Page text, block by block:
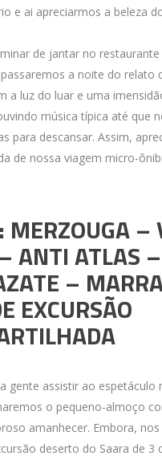
e ai apreciarmos a beleza
de jantar no
passaremos a noite do relato
a luz do luar e uma
música típica até que
para descansar. Assim,
de nossa viagem micro-
MERZOUGA –
ANTI ATLAS –
–
EXCURSÃO
gente assistir ao espetáculo
o pequeno-almoço
amanhecer. Embora,
deserto do Saara de 3